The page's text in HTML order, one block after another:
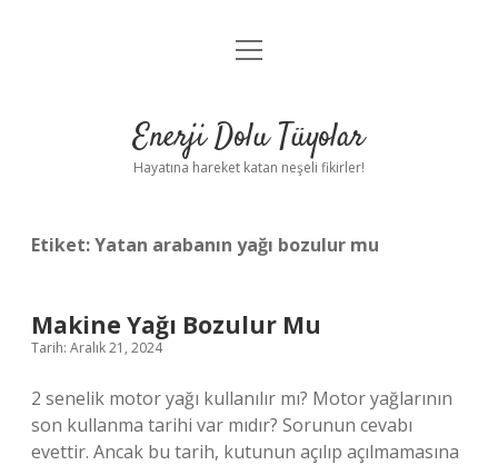
Anasayfa
Yasal Uyarı
menüyü
Enerji Dolu Tüyolar
Hayatına hareket katan neşeli fikirler!
Etiket:Yatan arabanın yağı bozulur mu
Makine Yağı Bozulur Mu
Tarih: Aralık 21, 2024
2 senelik motor yağı kullanılır mı? Motor yağlarının
son kullanma tarihi var mıdır? Sorunun cevabı
evettir. Ancak bu tarih, kutunun açılıp açılmamasına